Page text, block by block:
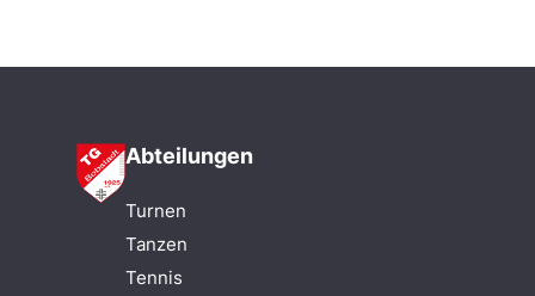
Abteilungen
Turnen
Tanzen
Tennis